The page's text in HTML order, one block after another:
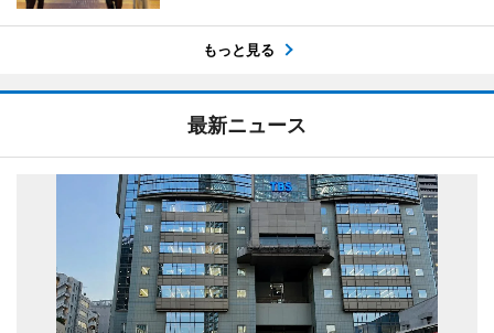
もっと見る
最新ニュース